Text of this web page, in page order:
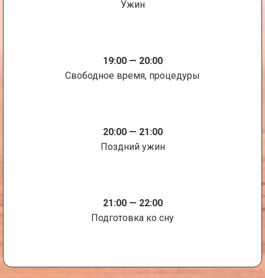
Ужин
19:00 — 20:00
Свободное время, процедуры
20:00 — 21:00
Поздний ужин
21:00 — 22:00
Подготовка ко сну